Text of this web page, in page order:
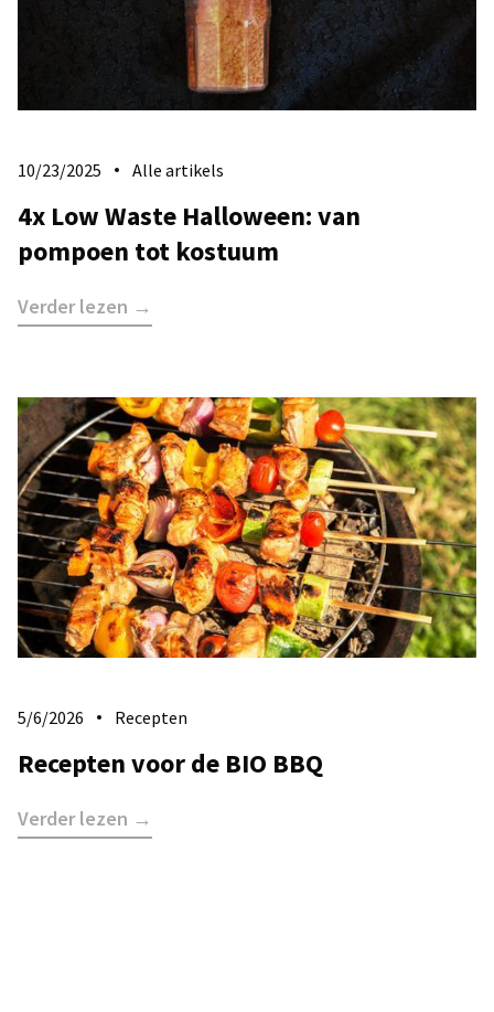
10/23/2025 Alle artikels
4x Low Waste Halloween: van
pompoen tot kostuum
Verder lezen →
5/6/2026 Recepten
Recepten voor de BIO BBQ
Verder lezen →